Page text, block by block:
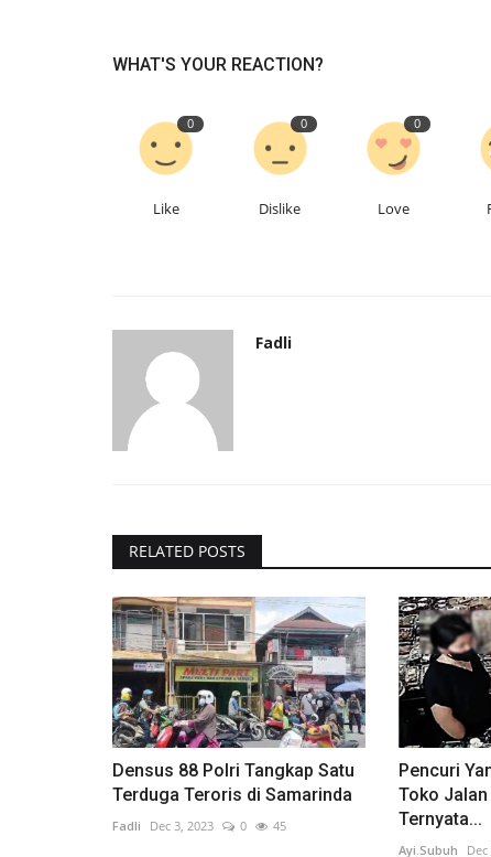
WHAT'S YOUR REACTION?
0
Like
0
Dislike
0
Love
Fadli
RELATED POSTS
Densus 88 Polri Tangkap Satu
Terduga Teroris di Samarinda
Fadli Dec 3, 2023 0 45
Pencuri
Toko
Ternyata...
Ayi.Subuh